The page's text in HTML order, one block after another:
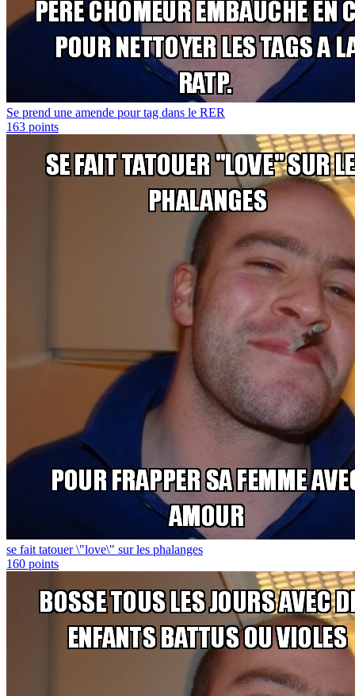
Se prend une amende pour tag dans le RER
163 points
se fait tatouer \"love\" sur les phalanges
160 points